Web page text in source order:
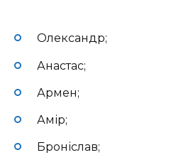
Олександр;
Анастас;
Армен;
Амір;
Броніслав;